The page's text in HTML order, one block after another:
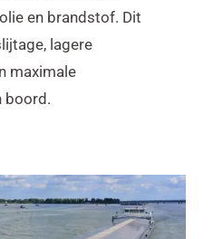
en brandstof. Dit
lagere
maximale
boord.